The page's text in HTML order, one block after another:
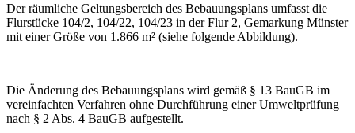
Der räumliche Geltungsbereich des Bebauungsplans umfasst die
Flurstücke 104/2, 104/22, 104/23 in der Flur 2, Gemarkung Münster
mit einer Größe von 1.866 m² (siehe folgende Abbildung).
Die Änderung des Bebauungsplans wird gemäß § 13 BauGB im
vereinfachten Verfahren ohne Durchführung einer Umweltprüfung
nach § 2 Abs. 4 BauGB aufgestellt.